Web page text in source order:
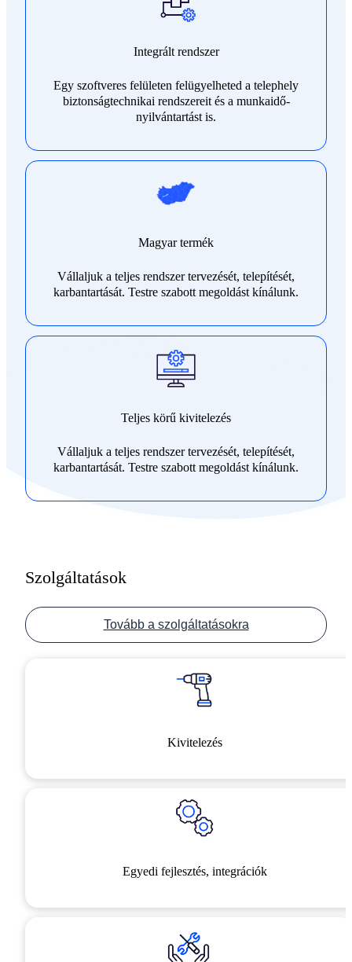
Integrált rendszer
Egy szoftveres felületen felügyelheted a telephely
biztonságtechnikai rendszereit és a munkaidő-
nyilvántartást is.
Magyar termék
Vállaljuk a teljes rendszer tervezését, telepítését,
karbantartását. Testre szabott megoldást kínálunk.
Teljes körű kivitelezés
Vállaljuk a teljes rendszer tervezését, telepítését,
karbantartását. Testre szabott megoldást kínálunk.
Szolgáltatások
Tovább a szolgáltatásokra
Kivitelezés
Egyedi fejlesztés, integrációk